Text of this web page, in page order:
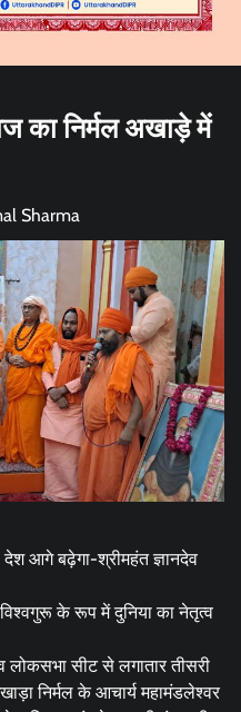
का निर्मल अखाड़े में
Sharma
देश आगे बढ़ेगा-श्रीमहंत ज्ञानदेव
के रूप में दुनिया का नेतृत्व
लोकसभा सीट से लगातार तीसरी
निर्मल के आचार्य महामंडलेश्वर